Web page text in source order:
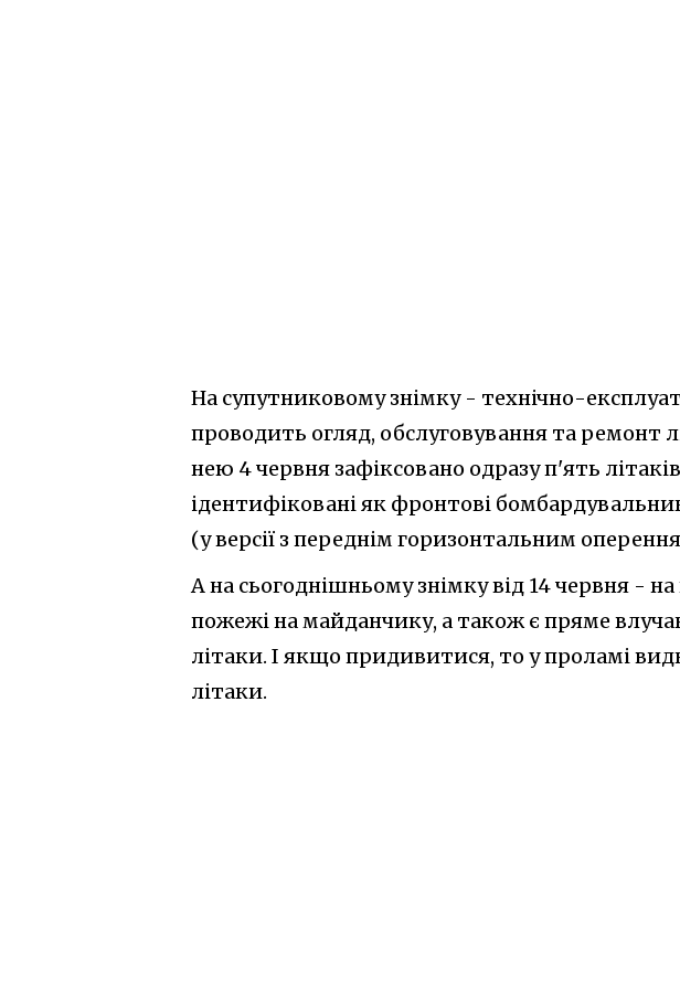
На супутниковому знімку - технічно-
проводить огляд, обслуговування та ремонт
нею 4 червня зафіксовано одразу п'ять
ідентифіковані як фронтові
(у версії з переднім горизонтальним
А на сьогоднішньому знімку від 14 червня -
пожежі на майданчику, а також є пряме
літаки. І якщо придивитися, то у проламі
літаки.